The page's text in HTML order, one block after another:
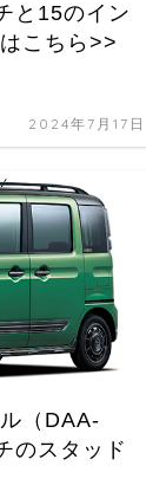
と15のイン
こちら>>
2024年7月17日
（DAA-
のスタッド